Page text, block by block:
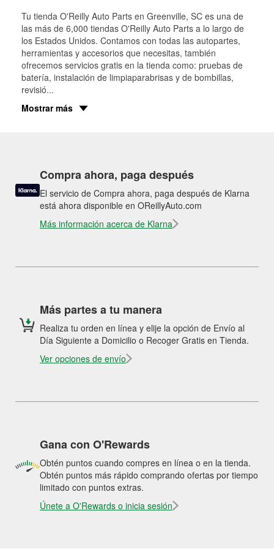
Tu tienda O'Reilly Auto Parts en Greenville, SC es una de
las más de 6,000 tiendas O'Reilly Auto Parts a lo largo de
los Estados Unidos. Contamos con todas las autopartes,
herramientas y accesorios que necesitas, también
ofrecemos servicios gratis en la tienda como: pruebas de
batería, instalación de limpiaparabrisas y de bombillas,
revisió...
Mostrar más
Compra ahora, paga después
El servicio de Compra ahora, paga después de Klarna
está ahora disponible en OReillyAuto.com
Más información acerca de Klarna
Más partes a tu manera
Realiza tu orden en línea y elije la opción de Envío al
Día Siguiente a Domicilio o Recoger Gratis en Tienda.
Ver opciones de envío
Gana con O'Rewards
Obtén puntos cuando compres en línea o en la tienda.
Obtén puntos más rápido comprando ofertas por tiempo
limitado con puntos extras.
Únete a O'Rewards o inicia sesión